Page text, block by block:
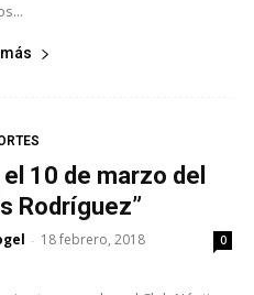
10 de marzo del
Rodríguez”
- 18 febrero, 2018 0